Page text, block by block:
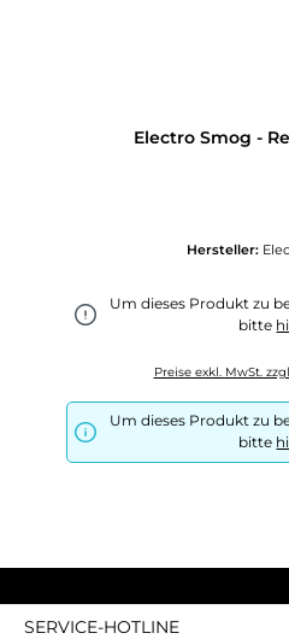
Electro Smog -
Hersteller:
Um dieses Produkt zu
bitte
Preise exkl. MwSt.
Um dieses Produkt zu
bitte
SERVICE-HOTLINE